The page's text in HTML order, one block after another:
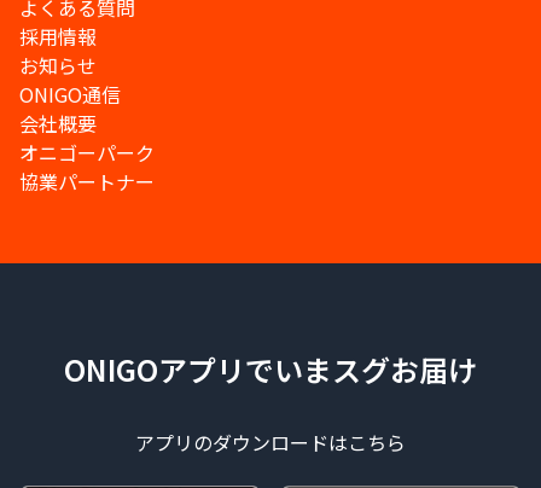
よくある質問
採用情報
お知らせ
ONIGO通信
会社概要
オニゴーパーク
協業パートナー
ONIGOアプリでいまスグお届け
アプリのダウンロードはこちら